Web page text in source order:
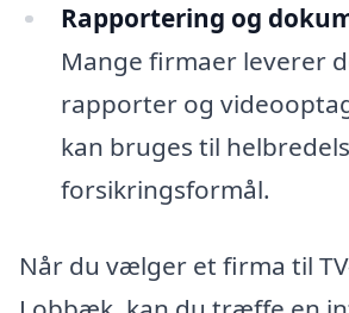
Rapportering og
Mange firmaer leverer
rapporter og
kan bruges til
forsikringsformål.
Når du vælger et firma til